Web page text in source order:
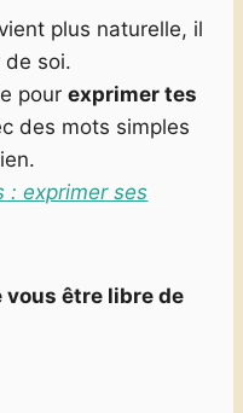
plus naturelle, il
de soi.
pour exprimer tes
des mots simples
: exprimer ses
vous être libre de